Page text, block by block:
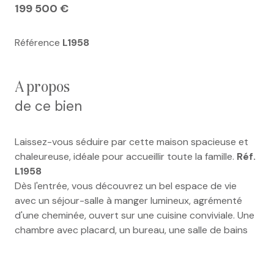
199 500 €
Référence L1958
a propos
de ce bien
Laissez-vous séduire par cette maison spacieuse et
chaleureuse, idéale pour accueillir toute la famille. Réf.
L1958
Dès l'entrée, vous découvrez un bel espace de vie
avec un séjour-salle à manger lumineux, agrémenté
d'une cheminée, ouvert sur une cuisine conviviale. Une
chambre avec placard, un bureau, une salle de bains